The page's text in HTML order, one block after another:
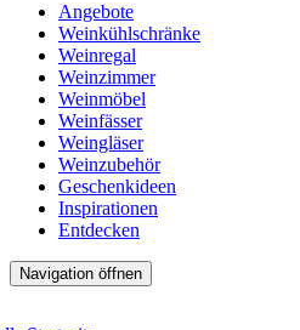
Angebote
Weinkühlschränke
Weinregal
Weinzimmer
Weinmöbel
Weinfässer
Weingläser
Weinzubehör
Geschenkideen
Inspirationen
Entdecken
Navigation öffnen